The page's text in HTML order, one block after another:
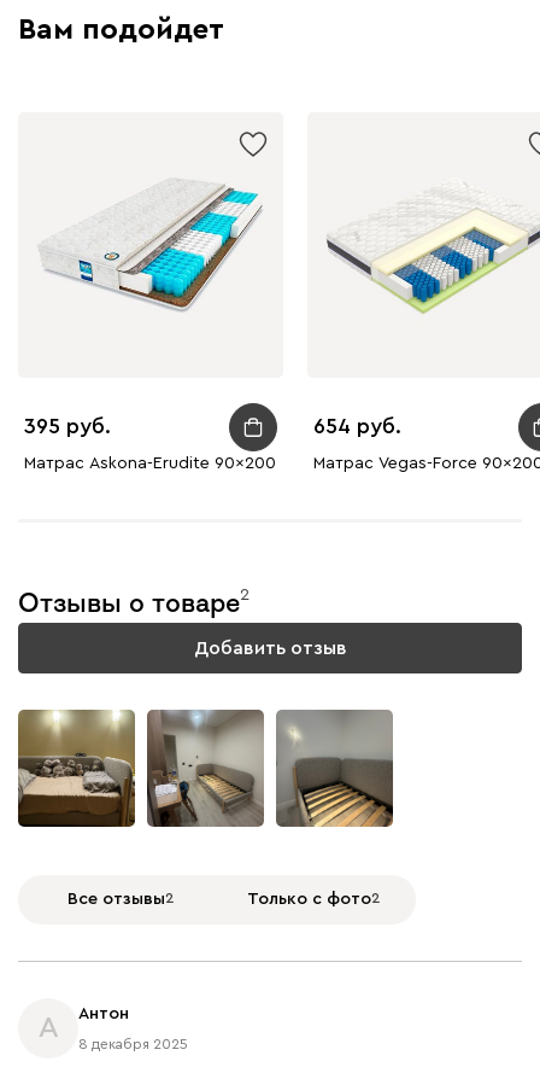
Вам подойдет
395
Матрас Askona-Erudite 90x200
654
Матрас Vegas-Force
Отзывы о товаре2
Добавить отзыв
Все отзывы2 Только с фото2
А
Антон
8 декабря 2025